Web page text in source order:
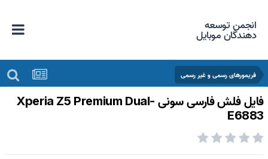
انجمن توسعه
دهندگان موبایل
فریمورهای رسمی و غیر رسمی
فایل فلش فارسی سونی Xperia Z5 Premium Dual-